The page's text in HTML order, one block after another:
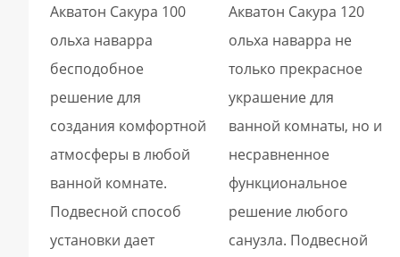
Акватон Сакура 100
ольха наварра
бесподобное
решение для
создания комфортной
атмосферы в любой
ванной комнате.
Подвесной способ
установки дает
Акватон Сакура 120
ольха наварра не
только прекрасное
украшение для
ванной комнаты, но и
несравненное
функциональное
решение любого
санузла. Подвесной